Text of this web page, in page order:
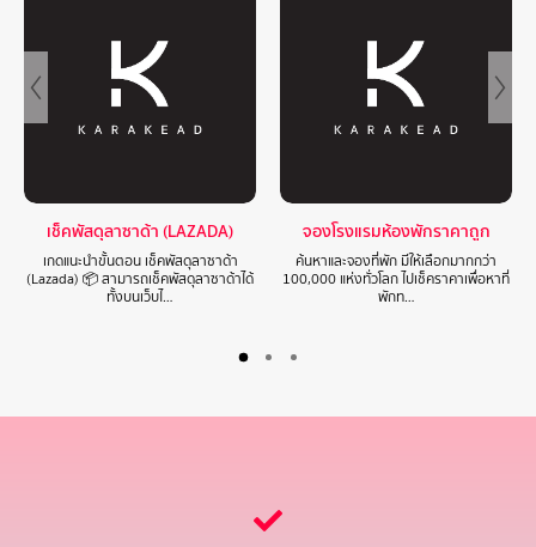
เช็คพัสดุลาซาด้า (LAZADA)
เกดแนะนำขั้นตอน เช็คพัสดุลาซาด้า
(Lazada) 📦 สามารถเช็คพัสดุลาซาด้าได้
ทั้งบนเว็บไ…
จองโรงแรมห้องพักราคาถูก
ค้นหาและจองที่พัก มีให้เลือกมากกว่า
100,000 แห่งทั่วโลก ไปเช็คราคาเพื่อหาที่
พักท…